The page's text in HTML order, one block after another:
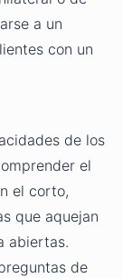
a un
con un
de los
el
el corto,
que aquejan
abiertas.
de